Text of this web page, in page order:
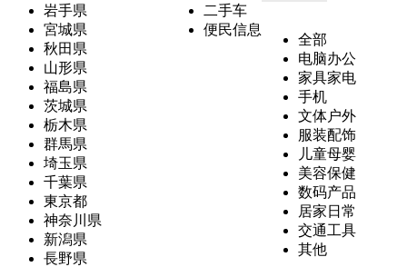
岩手県
宮城県
秋田県
山形県
福島県
茨城県
栃木県
群馬県
埼玉県
千葉県
東京都
神奈川県
新潟県
長野県
二手车
便民信息
全部
电脑办公
家具家电
手机
文体户外
服装配饰
儿童母婴
美容保健
数码产品
居家日常
交通工具
其他